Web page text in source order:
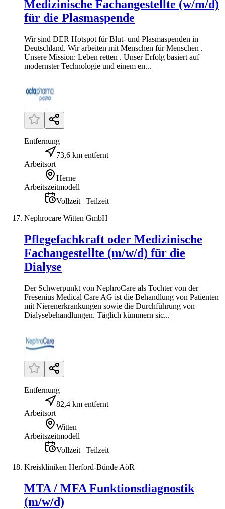
Medizinische Fachangestellte (w/m/d)
für die Plasmaspende
Wir sind DER Hotspot für Blut- und Plasmaspenden in
Deutschland. Wir arbeiten mit Menschen für Menschen .
Unsere Mission: Leben retten . Unser Erfolg basiert auf
modernster Technologie und einem en...
Entfernung
73,6 km entfernt
Arbeitsort
Herne
Arbeitszeitmodell
Vollzeit | Teilzeit
Nephrocare Witten GmbH
Pflegefachkraft oder Medizinische
Fachangestellte (m/w/d) für die
Dialyse
Der Schwerpunkt von NephroCare als Tochter von der
Fresenius Medical Care AG ist die Behandlung von Patienten
mit Nierenerkrankungen sowie die Durchführung von
Dialysebehandlungen. Täglich kümmern sic...
Entfernung
82,4 km entfernt
Arbeitsort
Witten
Arbeitszeitmodell
Vollzeit | Teilzeit
Kreiskliniken Herford-Bünde AöR
MTA / MFA Funktionsdiagnostik
(m/w/d)